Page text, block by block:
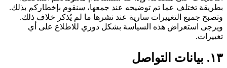
بطريقة تختلف عما تم توضيحه عند جمعها، سنقوم بإخطاركم بذلك.
وتصبح جميع التغييرات سارية عند نشرها ما لم يُذكر خلاف ذلك.
ويرجى استعراض هذه السياسة بشكل دوري للاطلاع على أي
تغييرات.
١٣. بيانات التواصل